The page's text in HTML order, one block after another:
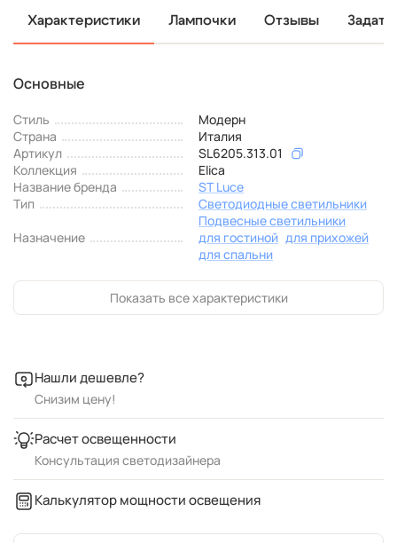
Характеристики Лампочки Отзывы
Основные
Стиль
Модерн
Страна
Италия
Артикул
SL6205.313.01
Коллекция
Elica
Название бренда
ST Luce
Тип
Светодиодные светильники
Подвесные светильники
Назначение
для гостиной для прихожей
для спальни
Показать все характеристики
Нашли дешевле?
Снизим цену!
Расчет освещенности
Консультация светодизайнера
Калькулятор мощности освещения